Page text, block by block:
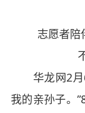
志愿者陪伴
华龙网2月6
我的亲孙子。